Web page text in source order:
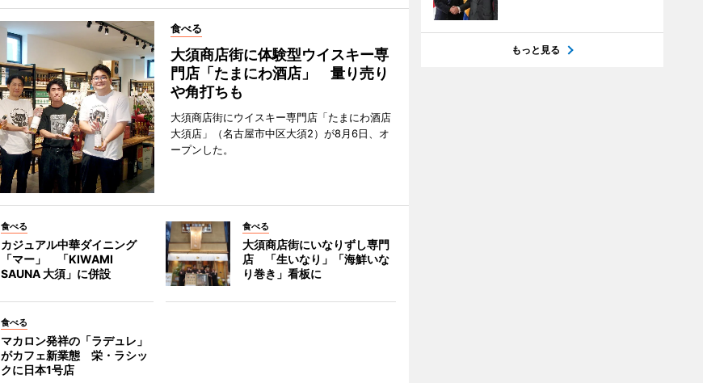
食べる
大須商店街に体験型ウイスキー専
門店「たまにわ酒店」 量り売り
や角打ちも
大須商店街にウイスキー専門店「たまにわ酒店
大須店」（名古屋市中区大須2）が8月6日、オ
ープンした。
食べる
カジュアル中華ダイニング
「マー」 「KIWAMI
SAUNA 大須」に併設
食べる
大須商店街にいなりずし専門
店 「生いなり」「海鮮いな
り巻き」看板に
食べる
マカロン発祥の「ラデュレ」
がカフェ新業態 栄・ラシッ
クに日本1号店
もっと見る